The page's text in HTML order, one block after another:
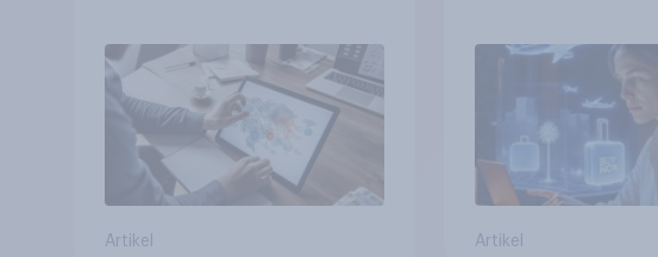
Artikel
Tools bei der
Reiseplanung
genutzt werden
Artikel